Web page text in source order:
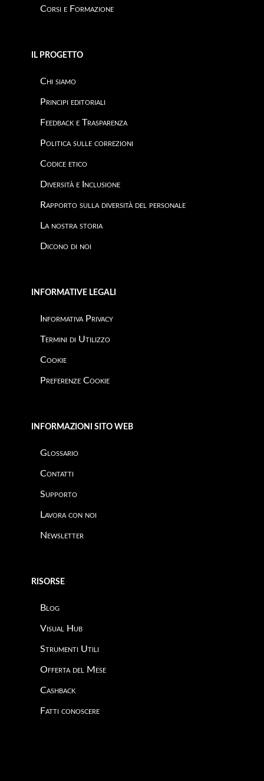
Corsi e Formazione
IL PROGETTO
Chi siamo
Principi editoriali
Feedback e Trasparenza
Politica sulle correzioni
Codice etico
Diversità e Inclusione
Rapporto sulla diversità del personale
La nostra storia
Dicono di noi
INFORMATIVE LEGALI
Informativa Privacy
Termini di Utilizzo
Cookie
Preferenze Cookie
INFORMAZIONI SITO WEB
Glossario
Contatti
Supporto
Lavora con noi
Newsletter
RISORSE
Blog
Visual Hub
Strumenti Utili
Offerta del Mese
Cashback
Fatti conoscere